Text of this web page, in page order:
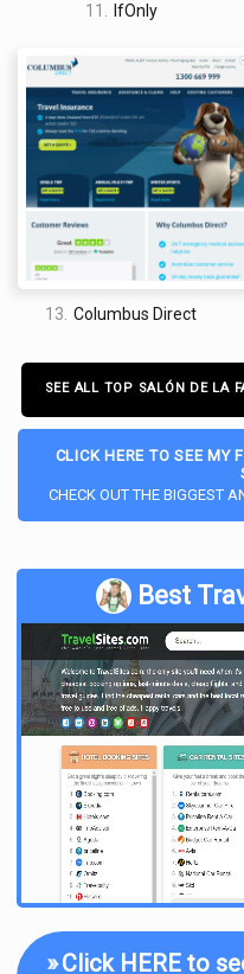
11. IfOnly
13. Columbus Direct
SEE ALL TOP SALÓN DE LA
CLICK HERE TO SEE MY
CHECK OUT THE BIGGEST
Best
»Click HERE to